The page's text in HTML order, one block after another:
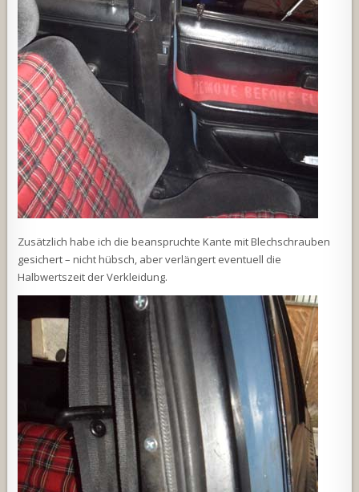
Zusätzlich habe ich die beanspruchte Kante mit Blechschrauben
gesichert – nicht hübsch, aber verlängert eventuell die
Halbwertszeit der Verkleidung.